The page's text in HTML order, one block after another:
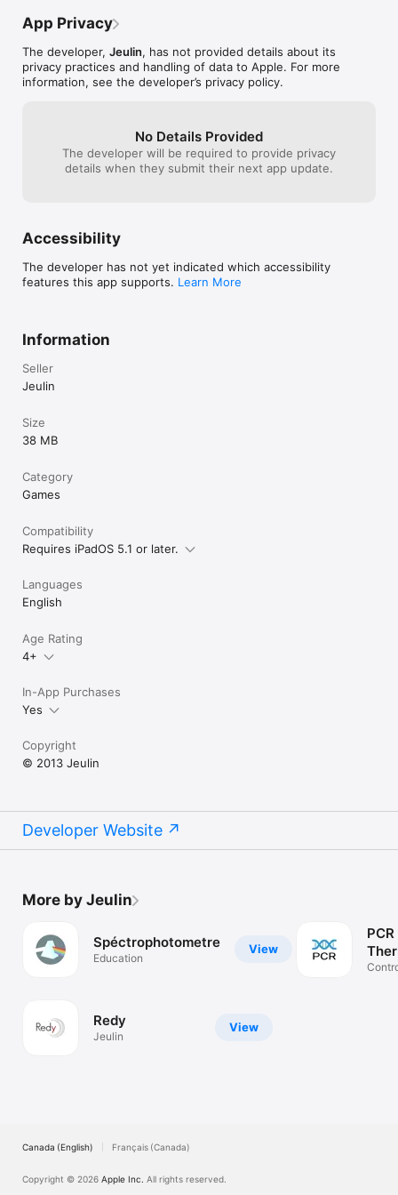
Un imagier interactif permet de revoir et réentendre les mots,
cursive.
En bonus : une machine à mots permet de créer de manière
Une infinité de joueur et une interface de gestion qui permet :
- de gérer les utilisateurs : création, modification, suppression
- de gérer les bilans par utilisateur et par activité :
App Privacy
The developer, Jeulin, has not provided details about its
privacy practices and handling of data to Apple. For more
information, see the developer’s privacy policy.
No Details Provided
The developer will be required to provide privacy
details when they submit their next app update.
Accessibility
The developer has not yet indicated which accessibility
features this app supports. Learn More
Information
Seller
Jeulin
Size
38 MB
Category
Games
Compatibility
Requires iPadOS 5.1 or later.
Languages
English
Age Rating
4+
In-App Purchases
Yes
Copyright
© 2013 Jeulin
Developer Website
More by Jeulin
View
Spéctrophotometre
Education
View
Redy
Jeulin
PCR
Canada (English) Français (Canada)
Copyright © 2026 Apple Inc. All rights reserved.